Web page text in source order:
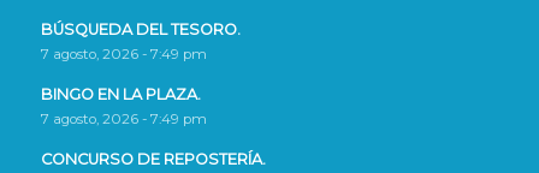
BÚSQUEDA DEL TESORO.
7 agosto, 2026 - 7:49 pm
BINGO EN LA PLAZA.
7 agosto, 2026 - 7:49 pm
CONCURSO DE REPOSTERÍA.